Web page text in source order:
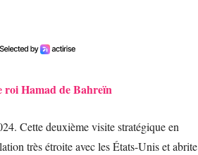
roi Hamad de Bahreïn
Cette deuxième visite stratégique en
très étroite avec les États-Unis et abrite